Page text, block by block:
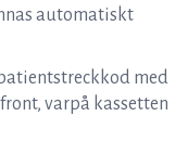
automatiskt
med
varpå kassetten